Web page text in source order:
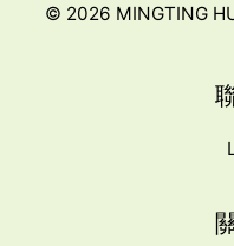
© 2026 MINGTING